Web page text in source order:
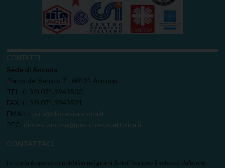
CONTATTI
Sede di Ancona
Piazza del Senato 7 - 60121 Ancona
TEL: (+39) 071.9943500
FAX: (+39) 071.9943521
EMAIL: curia@diocesi.ancona.it
PEC: diocesi.ancona@pec.chiesacattolica.it
CONTATTACI
La curia è aperta al pubblico nei giorni feriali (escluso il sabato) dalle ore